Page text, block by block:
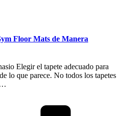
Floor Mats de Manera
Elegir el tapete adecuado para
lo que parece. No todos los tapetes